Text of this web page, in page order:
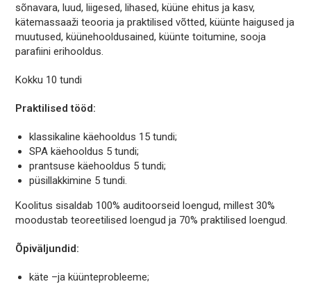
sõnavara, luud, liigesed, lihased, küüne ehitus ja kasv,
kätemassaaži teooria ja praktilised võtted, küünte haigused ja
muutused, küünehooldusained, küünte toitumine, sooja
parafiini erihooldus.
Kokku 10 tundi
Praktilised tööd:
klassikaline käehooldus 15 tundi;
SPA käehooldus 5 tundi;
prantsuse käehooldus 5 tundi;
püsillakkimine 5 tundi.
Koolitus sisaldab 100% auditoorseid loengud, millest 30%
moodustab teoreetilised loengud ja 70% praktilised loengud.
Õpiväljundid:
käte –ja küünteprobleeme;